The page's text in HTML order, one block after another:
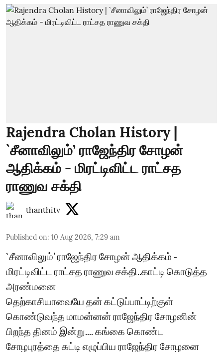
Rajendra Cholan History |
`சீனாவிலும்’ ராஜேந்திர சோழன்
ஆதிக்கம் - மிரட்டிவிட்ட ராட்சத
ராணுவ சக்தி
thanthitv
Published on: 10 Aug 2026, 7:29 am
`சீனாவிலும்’ ராஜேந்திர சோழன் ஆதிக்கம் -
மிரட்டிவிட்ட ராட்சத ராணுவ சக்தி..காட்டி கொடுத்த
அரண்மனை
தெற்காசியாவையே தன் கட்டுப்பாட்டிற்குள்
கொண்டுவந்த மாமன்னன் ராஜேந்திர சோழனின்
பிறந்த தினம் இன்று.... கங்கை கொண்ட
சோழபுரத்தை கட்டி எழுப்பிய ராஜேந்திர சோழனை